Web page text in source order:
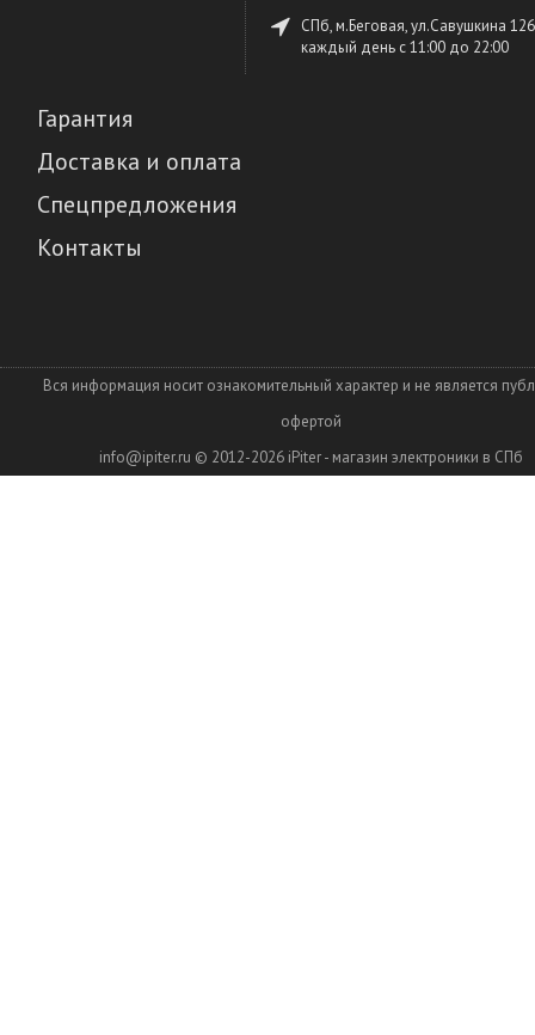
СПб, м.Беговая, ул.Савушкина
каждый день c 11:00 до 22:00
Гарантия
Доставка и оплата
Спецпредложения
Контакты
Вся информация носит ознакомительный характер и не является
офертой
info@ipiter.ru © 2012-2026 iPiter - магазин электроники в СПб